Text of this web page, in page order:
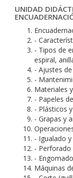
UNIDAD
-
- Tipos de
espiral,
- Ajustes
-
Materiales
- Papeles
- Plásticos
- Grapas y
- Igualado
-
-
Máquinas